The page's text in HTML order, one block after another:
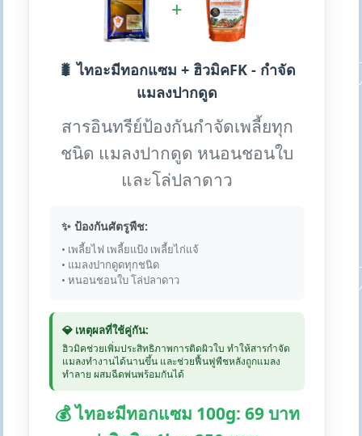
+
🐛 ไทอะมีทอกแซม + ฮิวมิคFK - กำจัด
แมลงปากดูด
สารอินทรีย์ป้องกันกำจัดเพลี้ยทุก
ชนิด แมลงปากดูด หนอนชอนใบ
และโล่ปลาดาว
✨ ป้องกันศัตรูพืช:
• เพลี้ยไฟ เพลี้ยแป้ง เพลี้ยไก่แจ้
• แมลงปากดูดทุกชนิด
• หนอนชอนใบ โล่ปลาดาว
💎 เหตุผลที่ใช้คู่กัน:
ฮิวมิคช่วยเพิ่มประสิทธิภาพการติดผิวใบ ทำให้สารกำจัด
แมลงทำงานได้นานขึ้น และช่วยฟื้นฟูพืชหลังถูกแมลง
ทำลาย ผสมฉีดพ่นพร้อมกันได้
💰 ไทอะมีทอกแซม 100g: 69 บาท